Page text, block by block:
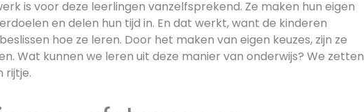
is voor deze leerlingen vanzelfsprekend. Ze maken hun eigen
en delen hun tijd in. En dat werkt, want de kinderen
hoe ze leren. Door het maken van eigen keuzes, zijn ze
Wat kunnen we leren uit deze manier van onderwijs? We zetten
rijtje.